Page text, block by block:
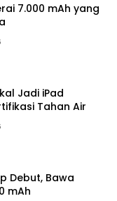
7.000 mAh yang
Jadi iPad
Tahan Air
Debut, Bawa
mAh